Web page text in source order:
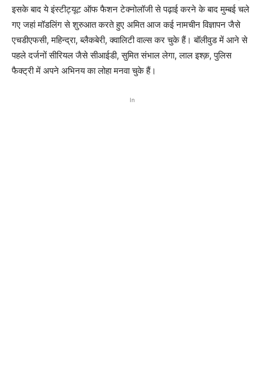
इसके बाद ये इंस्टीट्यूट ऑफ फैशन टेक्नोलॉजी से पढ़ाई करने के बाद मुम्बई चले
गए जहां मॉडलिंग से शुरुआत करते हुए अमित आज कई नामचीन विज्ञापन जैसे
एचडीएफसी, महिन्द्रा, ब्लैकबेरी, क्वालिटी वाल्स कर चुके हैं। बॉलीवुड में आने से
पहले दर्जनों सीरियल जैसे सीआईडी, सुमित संभाल लेगा, लाल इश्क़, पुलिस
फैक्ट्री में अपने अभिनय का लोहा मनवा चुके हैं।
In